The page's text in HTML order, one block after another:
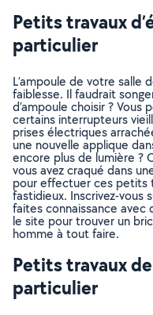
Petits travaux
particulier
L’ampoule de votre salle
faiblesse. Il faudrait
d’ampoule choisir ? Vous
certains interrupteurs
prises électriques
une nouvelle applique
encore plus de lumière ?
vous avez craqué dans
pour effectuer ces petits
fastidieux. Inscrivez-vous
faites connaissance avec
le site pour trouver un
homme à tout faire.
Petits travaux
particulier